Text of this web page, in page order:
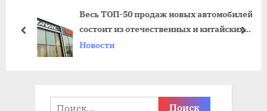
я
Весь ТОП-50 продаж новых автомобилей
состоит из отечественных и китайских
моделей
Новости
пред
Найти: